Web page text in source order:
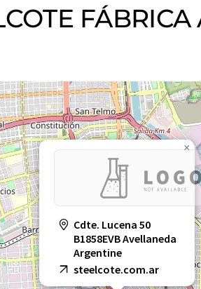
Cdte. Lucena 50
B1858EVB Avellaneda
Argentine
steelcote.com.ar
×